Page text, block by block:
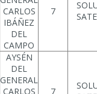
CARLOS
IBÁÑEZ
DEL
CAMPO
7
AYSÉN
DEL
GENERAL
CARLOS
7